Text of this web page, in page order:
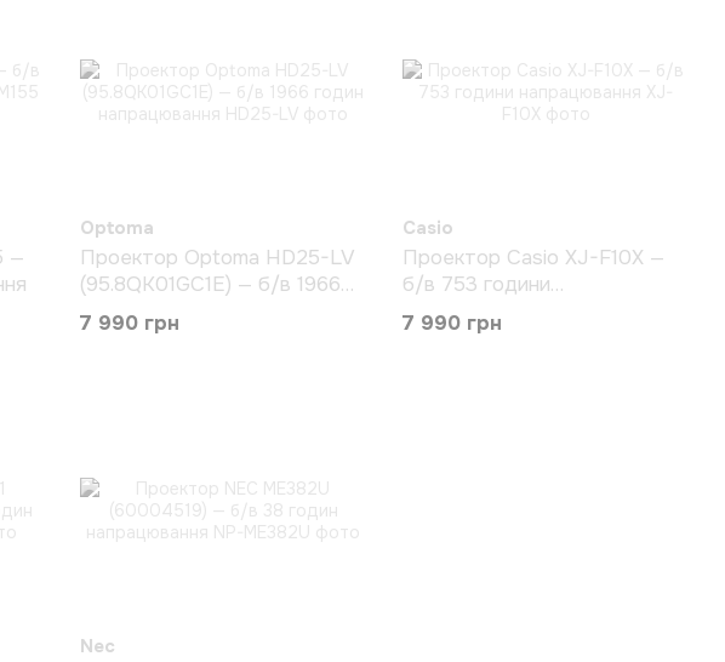
—
Optoma
Проектор Optoma HD25-LV
(95.8QK01GC1E) — б/в 1966
годин напрацювання
7 990 грн
Casio
Проектор Casio XJ-F10X —
б/в 753 години
напрацювання
7 990 грн
Nec